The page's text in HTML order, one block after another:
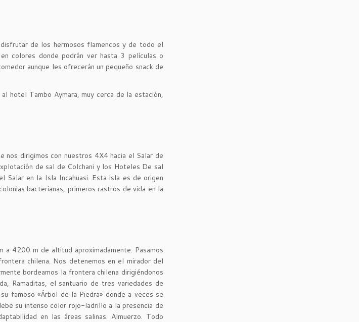
de los hermosos flamencos y de todo el
colores donde podrán ver hasta 3 películas o
aunque les ofrecerán un pequeño snack de
hotel Tambo Aymara, muy cerca de la estación,
nos dirigimos con nuestros 4X4 hacia el Salar de
de sal de Colchani y los Hoteles De sal
Salar en la Isla Incahuasi. Esta isla es de origen
bacterianas, primeros rastros de vida en la
a 4200 m de altitud aproximadamente. Pasamos
chilena. Nos detenemos en el mirador del
bordeamos la frontera chilena dirigiéndonos
Ramaditas, el santuario de tres variedades de
famoso «Árbol de la Piedra» donde a veces se
su intenso color rojo-ladrillo a la presencia de
en las áreas salinas. Almuerzo. Todo